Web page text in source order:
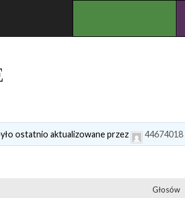
ostatnio aktualizowane przez 44674018
Głosów